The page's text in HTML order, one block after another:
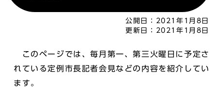
公開日：
2021年1月8日
更新日：
2021年1月8日
このページでは、毎月第一、第三火曜日に予定さ
れている定例市長記者会見などの内容を紹介してい
ます。